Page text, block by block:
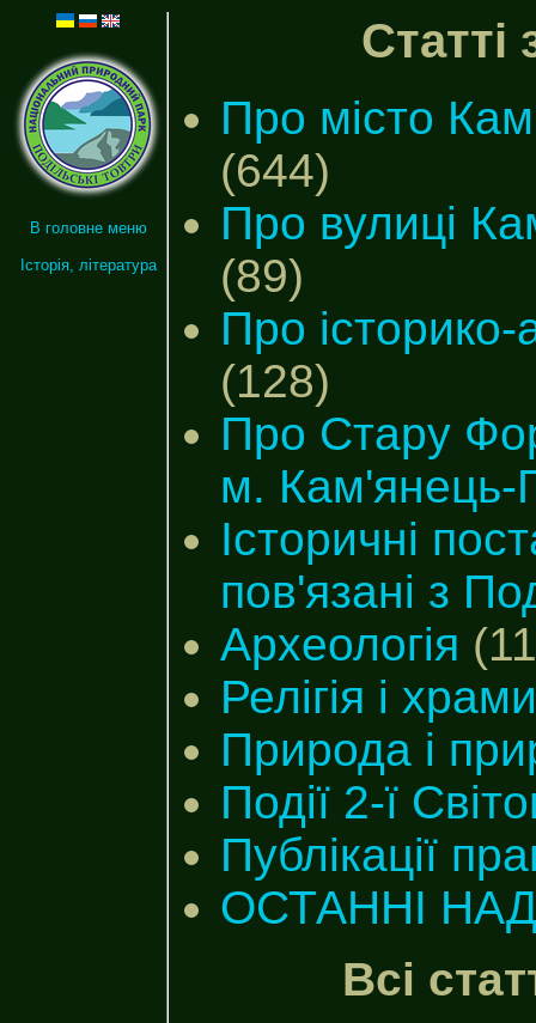
В головне меню
Історія, література
Статті
Про місто
(644)
Про вулиці
(89)
Про історико-
(128)
Про Стару
м. Кам'янець-
Історичні
пов'язані з
Археологія
Релігія і храми
Природа і
Події 2-ї
Публікації
ОСТАННІ
Всі